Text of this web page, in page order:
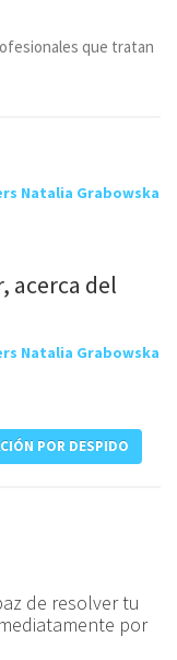
que tratan
Natalia Grabowska
acerca del
Natalia Grabowska
POR DESPIDO
de resolver tu
por